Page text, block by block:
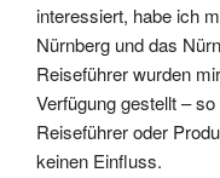
interessiert, habe ich
Nürnberg und das
Reiseführer wurden
Verfügung gestellt –
Reiseführer oder
keinen Einfluss.